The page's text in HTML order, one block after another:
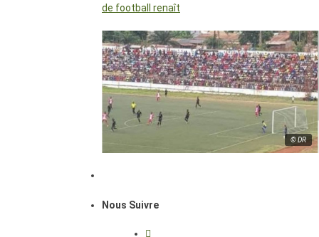
de football renaît
© DR
Nous Suivre